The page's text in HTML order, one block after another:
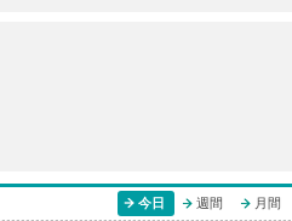
今日 週間 月間